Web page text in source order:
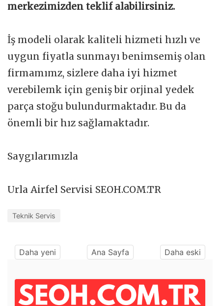
merkezimizden teklif alabilirsiniz.
İş modeli olarak kaliteli hizmeti hızlı ve
uygun fiyatla sunmayı benimsemiş olan
firmamımz, sizlere daha iyi hizmet
verebilemk için geniş bir orjinal yedek
parça stoğu bulundurmaktadır. Bu da
önemli bir hız sağlamaktadır.
Saygılarımızla
Urla Airfel Servisi SEOH.COM.TR
Teknik Servis
Daha yeni Ana Sayfa Daha eski